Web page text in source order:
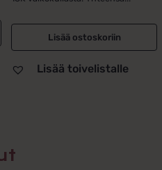
Lisää ostoskoriin
Lisää toivelistalle